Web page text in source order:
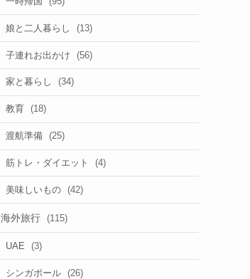
娘と二人暮らし (13)
子連れお出かけ (56)
家と暮らし (34)
教育 (18)
渡航準備 (25)
筋トレ・ダイエット (4)
美味しいもの (42)
海外旅行 (115)
UAE (3)
シンガポール (26)